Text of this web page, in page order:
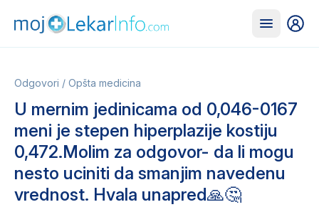
Odgovori / Opšta medicina
U mernim jedinicama od 0,046-0167
meni je stepen hiperplazije kostiju
0,472.Molim za odgovor- da li mogu
nesto uciniti da smanjim navedenu
vrednost. Hvala unapred🙏🤔